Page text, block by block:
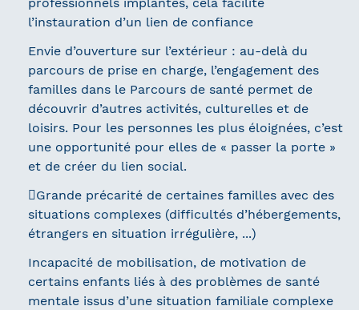
l’instauration d’un lien de confiance
Envie d’ouverture sur l’extérieur : au-delà du
parcours de prise en charge, l’engagement des
familles dans le Parcours de santé permet de
découvrir d’autres activités, culturelles et de
loisirs. Pour les personnes les plus éloignées, c’est
une opportunité pour elles de « passer la porte »
et de créer du lien social.
Grande précarité de certaines familles avec des
situations complexes (difficultés d’hébergements,
étrangers en situation irrégulière, ...)
Incapacité de mobilisation, de motivation de
certains enfants liés à des problèmes de santé
mentale issus d’une situation familiale complexe